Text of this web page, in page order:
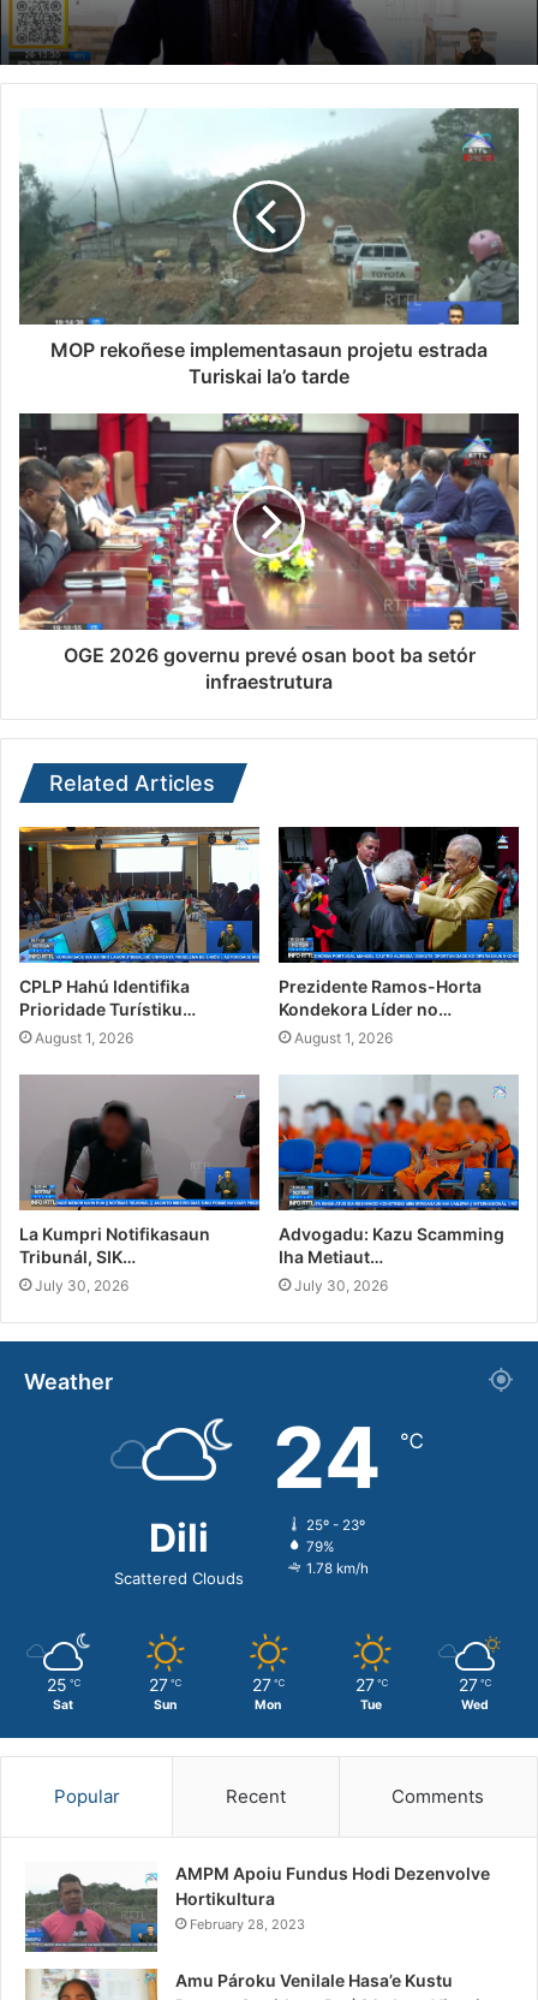
MOP rekoñese implementasaun projetu estrada
Turiskai la’o tarde
OGE 2026 governu prevé osan boot ba setór
infraestrutura
Related Articles
CPLP Hahú Identifika
Prioridade Turístiku…
August 1, 2026
Prezidente Ramos-Horta
Kondekora Líder no…
August 1, 2026
La Kumpri Notifikasaun
Tribunál, SIK…
July 30, 2026
Advogadu: Kazu Scamming
Iha Metiaut…
July 30, 2026
Weather
Dili
Scattered Clouds
24 ℃
25º - 23º
79%
1.78 km/h
25 ℃
Sat
27 ℃
Sun
27 ℃
Mon
27 ℃
Tue
27 ℃
Wed
Popular Recent Comments
AMPM Apoiu Fundus Hodi Dezenvolve
Hortikultura
February 28, 2023
Amu Pároku Venilale Hasa’e Kustu